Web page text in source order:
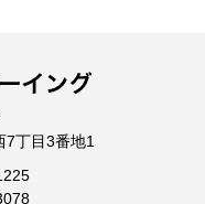
7丁目3番地1